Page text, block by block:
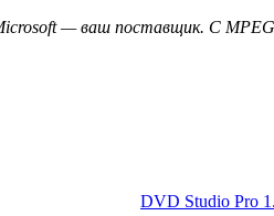
— ваш поставщик. С
DVD Studio Pro